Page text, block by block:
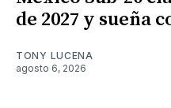
de 2027 y sueña
TONY LUCENA
agosto 6, 2026